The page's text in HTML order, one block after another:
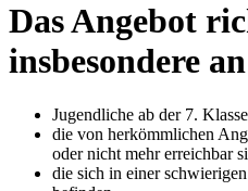
Das Angebot
insbesondere
Jugendliche ab der 7. Klasse
die von herkömmlichen
oder nicht mehr erreichbar
die sich in einer